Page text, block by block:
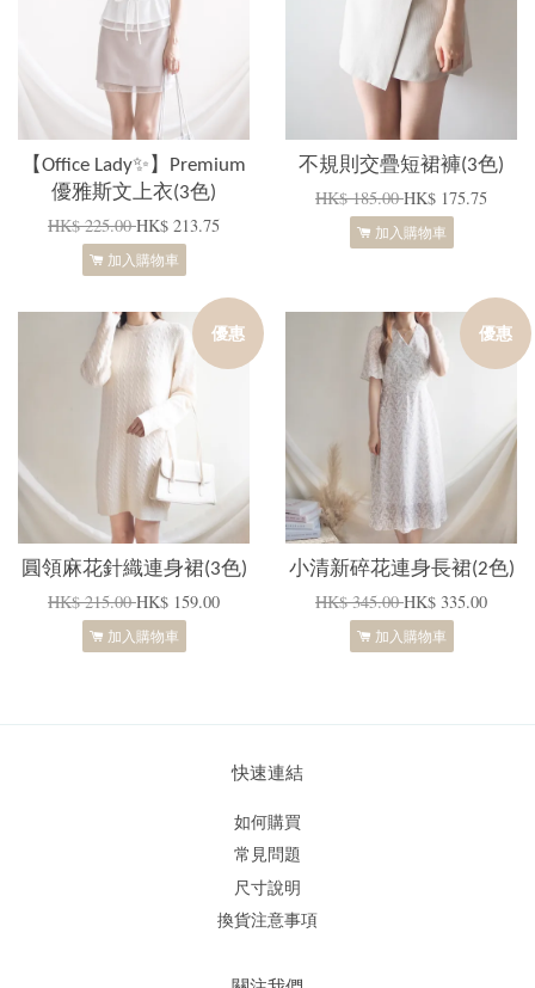
【Office Lady✨】Premium
優雅斯文上衣(3色)
HK$ 225.00HK$ 213.75
加入購物車
不規則交疊短裙褲(3色)
HK$ 185.00HK$ 175.75
加入購物車
優惠
圓領麻花針織連身裙(3色)
HK$ 215.00HK$ 159.00
加入購物車
優惠
小清新碎花連身長裙(2色)
HK$ 345.00HK$ 335.00
加入購物車
快速連結
如何購買
常見問題
尺寸說明
換貨注意事項